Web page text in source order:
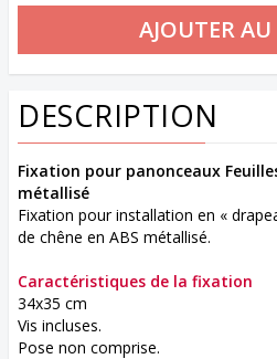
DESCRIPTION
Fixation pour panonceaux
métallisé
Fixation pour installation en «
de chêne en ABS métallisé.
Caractéristiques de la fixation
34x35 cm
Vis incluses.
Pose non comprise.